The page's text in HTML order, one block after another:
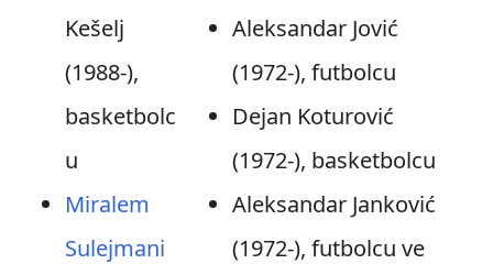
Kešelj
(1988-),
basketbolc
u
Miralem
Sulejmani
Aleksandar Jović
(1972-), futbolcu
Dejan Koturović
(1972-), basketbolcu
Aleksandar Janković
(1972-), futbolcu ve